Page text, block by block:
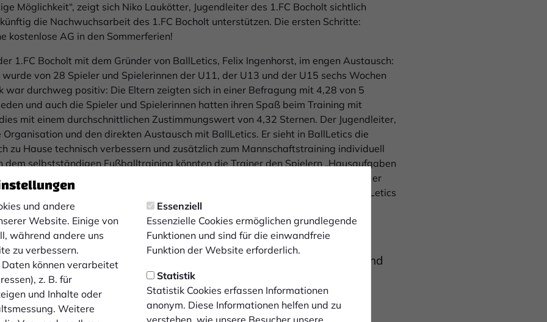
und andere
Website. Einige von
während andere uns
zu verbessern.
Daten können verarbeitet
z. B. für
und Inhalte oder
Weitere
Essenziell
Essenzielle Cookies ermöglichen grundlegende
Funktionen und sind für die einwandfreie
Funktion der Website erforderlich.
Statistik
Statistik Cookies erfassen Informationen
anonym. Diese Informationen helfen und zu
verstehen, wie unsere Besucher unsere
Möglichkeit“, zeigt sich Niko Laukötter, Jugendleiter des 1.FC Bocholt sichtlich
die Nachwuchsarbeit des 1.FC Bocholt unterstützen. Die ersten Schritte:
kostenlose AG in den Sommerferien!
1.FC Bocholt mit dem Gründer von BallLetics, Felix Ingenhorst, im engen Austausch:
von 28 Spieler und Spielerinnen der U11, der U13 und der U15 sechs Wochen
war durchweg positiv: Die Eltern zeigten sich in einer Befragung mit 4,28 von 5
und auch die Spieler und Spielerinnen hatten ihren Spaß beim Training mit
mit einem durchschnittlichen Zustimmungswert von 4,32 Sternen. Der Jugendleiter,
und den direkten Austausch mit BallLetics. Er sieht in BallLetics die
zu Hause technisch verbessern und zusätzlich zum Mannschaftstraining individuell
dem selbstständigen Fußballtraining könnten die Trainer den Spielern „Hausaufgaben
bliebe, „individuell auf den Spieler zu gucken, wo er sich verbessern kann und wo er
der vielversprechenden Möglichkeiten wurde der Austausch zwischen BallLetics
Bocholt weiter intensiviert.
auf den Spieler zu gucken, wo er sich verbessern kann [...] und
und Spielerinnen in den Sommerferien